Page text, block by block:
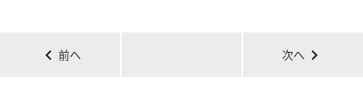
chevron_left 前へ 次へ chevron_right